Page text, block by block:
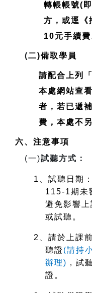
轉帳帳號(
方，或逕《
10元手續費
(二)備取學員
請配合上列
本處網站查
者，若已遞
費，本處不
六、注意事項
(一)試聽方式：
1 、試聽日期：
115-1期未
避免影響
或試聽。
2 、請於上課
聽證 (請持
辦理) ，試
證。